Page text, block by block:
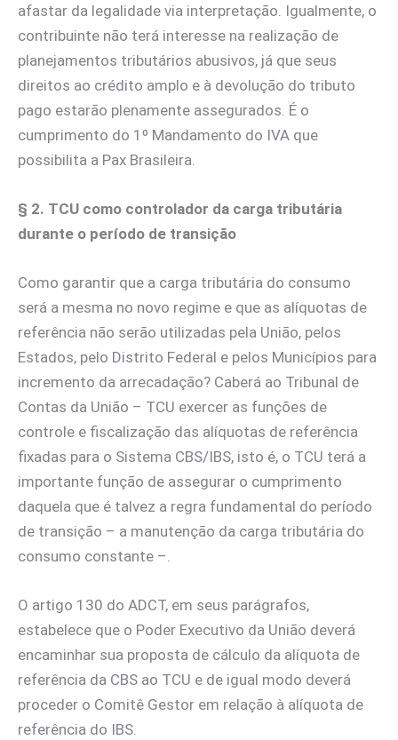
afastar da legalidade via interpretação. Igualmente, o
contribuinte não terá interesse na realização de
planejamentos tributários abusivos, já que seus
direitos ao crédito amplo e à devolução do tributo
pago estarão plenamente assegurados. É o
cumprimento do 1º Mandamento do IVA que
possibilita a Pax Brasileira.
§ 2. TCU como controlador da carga tributária
durante o período de transição
Como garantir que a carga tributária do consumo
será a mesma no novo regime e que as alíquotas de
referência não serão utilizadas pela União, pelos
Estados, pelo Distrito Federal e pelos Municípios para
incremento da arrecadação? Caberá ao Tribunal de
Contas da União – TCU exercer as funções de
controle e fiscalização das alíquotas de referência
fixadas para o Sistema CBS/IBS, isto é, o TCU terá a
importante função de assegurar o cumprimento
daquela que é talvez a regra fundamental do período
de transição – a manutenção da carga tributária do
consumo constante –.
O artigo 130 do ADCT, em seus parágrafos,
estabelece que o Poder Executivo da União deverá
encaminhar sua proposta de cálculo da alíquota de
referência da CBS ao TCU e de igual modo deverá
proceder o Comitê Gestor em relação à alíquota de
referência do IBS.